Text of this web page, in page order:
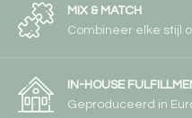
MIX & MATCH
Combineer elke stijl
IN-HOUSE
Geproduceerd in